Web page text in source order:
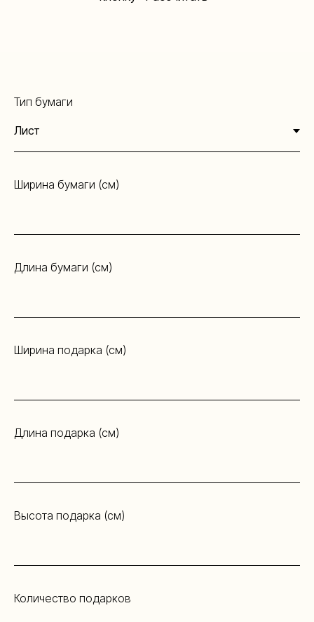
Тип бумаги
Ширина бумаги (см)
Длина бумаги (см)
Ширина подарка (см)
Длина подарка (см)
Высота подарка (см)
Количество подарков